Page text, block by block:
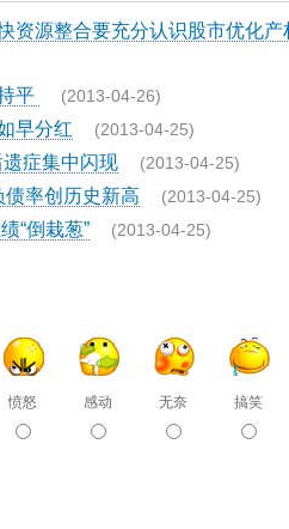
资源整合要充分认识股市优化产
平 (2013-04-26)
早分红 (2013-04-25)
症集中闪现 (2013-04-25)
率创历史新高 (2013-04-25)
“倒栽葱” (2013-04-25)
愤怒 感动 无奈 搞笑